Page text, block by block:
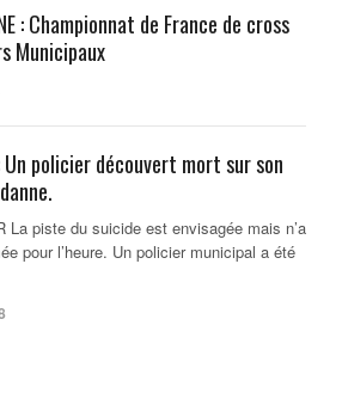
: Championnat de France de cross
Municipaux
Un policier découvert mort sur son
La piste du suicide est envisagée mais n’a
pour l’heure. Un policier municipal a été